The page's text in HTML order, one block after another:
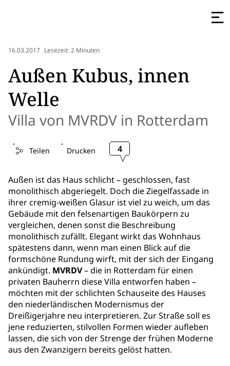
16.03.2017 Lesezeit: 2 Minuten
Außen Kubus, innen
Welle
Villa von MVRDV in Rotterdam
Teilen Drucken 4
Außen ist das Haus schlicht – geschlossen, fast
monolithisch abgeriegelt. Doch die Ziegelfassade in
ihrer cremig-weißen Glasur ist viel zu weich, um das
Gebäude mit den felsenartigen Baukörpern zu
vergleichen, denen sonst die Beschreibung
monolithisch zufällt. Elegant wirkt das Wohnhaus
spätestens dann, wenn man einen Blick auf die
formschöne Rundung wirft, mit der sich der Eingang
ankündigt. MVRDV– die in Rotterdam für einen
privaten Bauherrn diese Villa entworfen haben –
möchten mit der schlichten Schauseite des Hauses
den niederländischen Modernismus der
Dreißigerjahre neu interpretieren. Zur Straße soll es
jene reduzierten, stilvollen Formen wieder aufleben
lassen, die sich von der Strenge der frühen Moderne
aus den Zwanzigern bereits gelöst hatten.